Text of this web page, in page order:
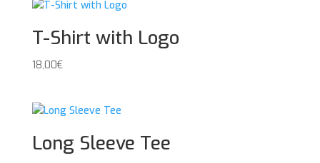
T-Shirt with Logo
18,00€
Long Sleeve Tee